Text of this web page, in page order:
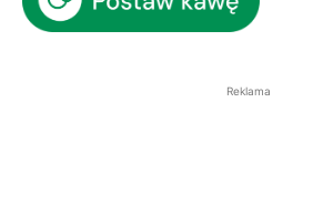
Reklama